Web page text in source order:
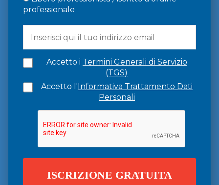
professionale
Accetto i Termini Generali di Servizio
(TGS)
Accetto l'Informativa Trattamento Dati
Personali